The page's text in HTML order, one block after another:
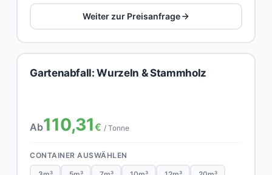
Weiter zur Preisanfrage
Gartenabfall: Wurzeln & Stammholz
Ab110,31€ / Tonne
CONTAINER AUSWÄHLEN